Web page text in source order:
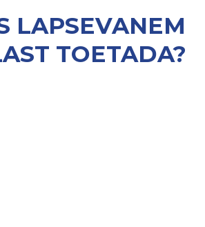
LAPSEVANEM
TOETADA?